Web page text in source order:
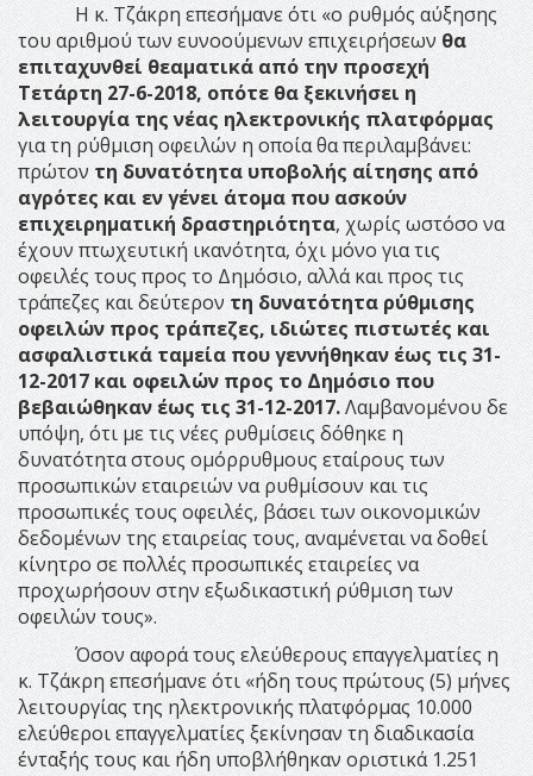
Η κ. Τζάκρη επεσήμανε ότι «ο ρυθμός αύξησης
του αριθμού των ευνοούμενων επιχειρήσεωνθα
επιταχυνθεί θεαματικά από την προσεχή
Τετάρτη 27-6-2018, οπότε θα ξεκινήσει η
λειτουργία της νέας ηλεκτρονικής πλατφόρμας
για τη ρύθμιση οφειλών η οποία θα περιλαμβάνει:
πρώτον τη δυνατότητα υποβολής αίτησης από
αγρότες και εν γένει άτομα που ασκούν
επιχειρηματική δραστηριότητα, χωρίς ωστόσο να
έχουν πτωχευτική ικανότητα, όχι μόνο για τις
οφειλές τους προς το Δημόσιο, αλλά και προς τις
τράπεζες και δεύτερον τη δυνατότητα ρύθμισης
οφειλών προς τράπεζες, ιδιώτες πιστωτές και
ασφαλιστικά ταμεία που γεννήθηκαν έως τις 31-
12-2017 και οφειλών προς το Δημόσιο που
βεβαιώθηκαν έως τις 31-12-2017.Λαμβανομένου δε
υπόψη, ότι με τις νέες ρυθμίσεις δόθηκε η
δυνατότητα στους ομόρρυθμους εταίρους των
προσωπικών εταιρειών να ρυθμίσουν και τις
προσωπικές τους οφειλές, βάσει των οικονομικών
δεδομένων της εταιρείας τους, αναμένεται να δοθεί
κίνητρο σε πολλές προσωπικές εταιρείες να
προχωρήσουν στην εξωδικαστική ρύθμιση των
οφειλών τους».
Όσον αφορά τους ελεύθερους επαγγελματίες η
κ. Τζάκρη επεσήμανε ότι «ήδη τους πρώτους (5) μήνες
λειτουργίας της ηλεκτρονικής πλατφόρμας 10.000
ελεύθεροι επαγγελματίες ξεκίνησαν τη διαδικασία
ένταξής τους και ήδη υποβλήθηκαν οριστικά 1.251